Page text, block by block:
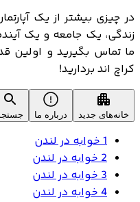
در چیزی بیشتر از یک
زندگی، یک جامعه و یک
ما تماس بگیرید و اولین
کراچ اند بردارید!
خانه‌های جدید درباره ما
1 خوابه در لندن
2 خوابه در لندن
3 خوابه در لندن
4 خوابه در لندن